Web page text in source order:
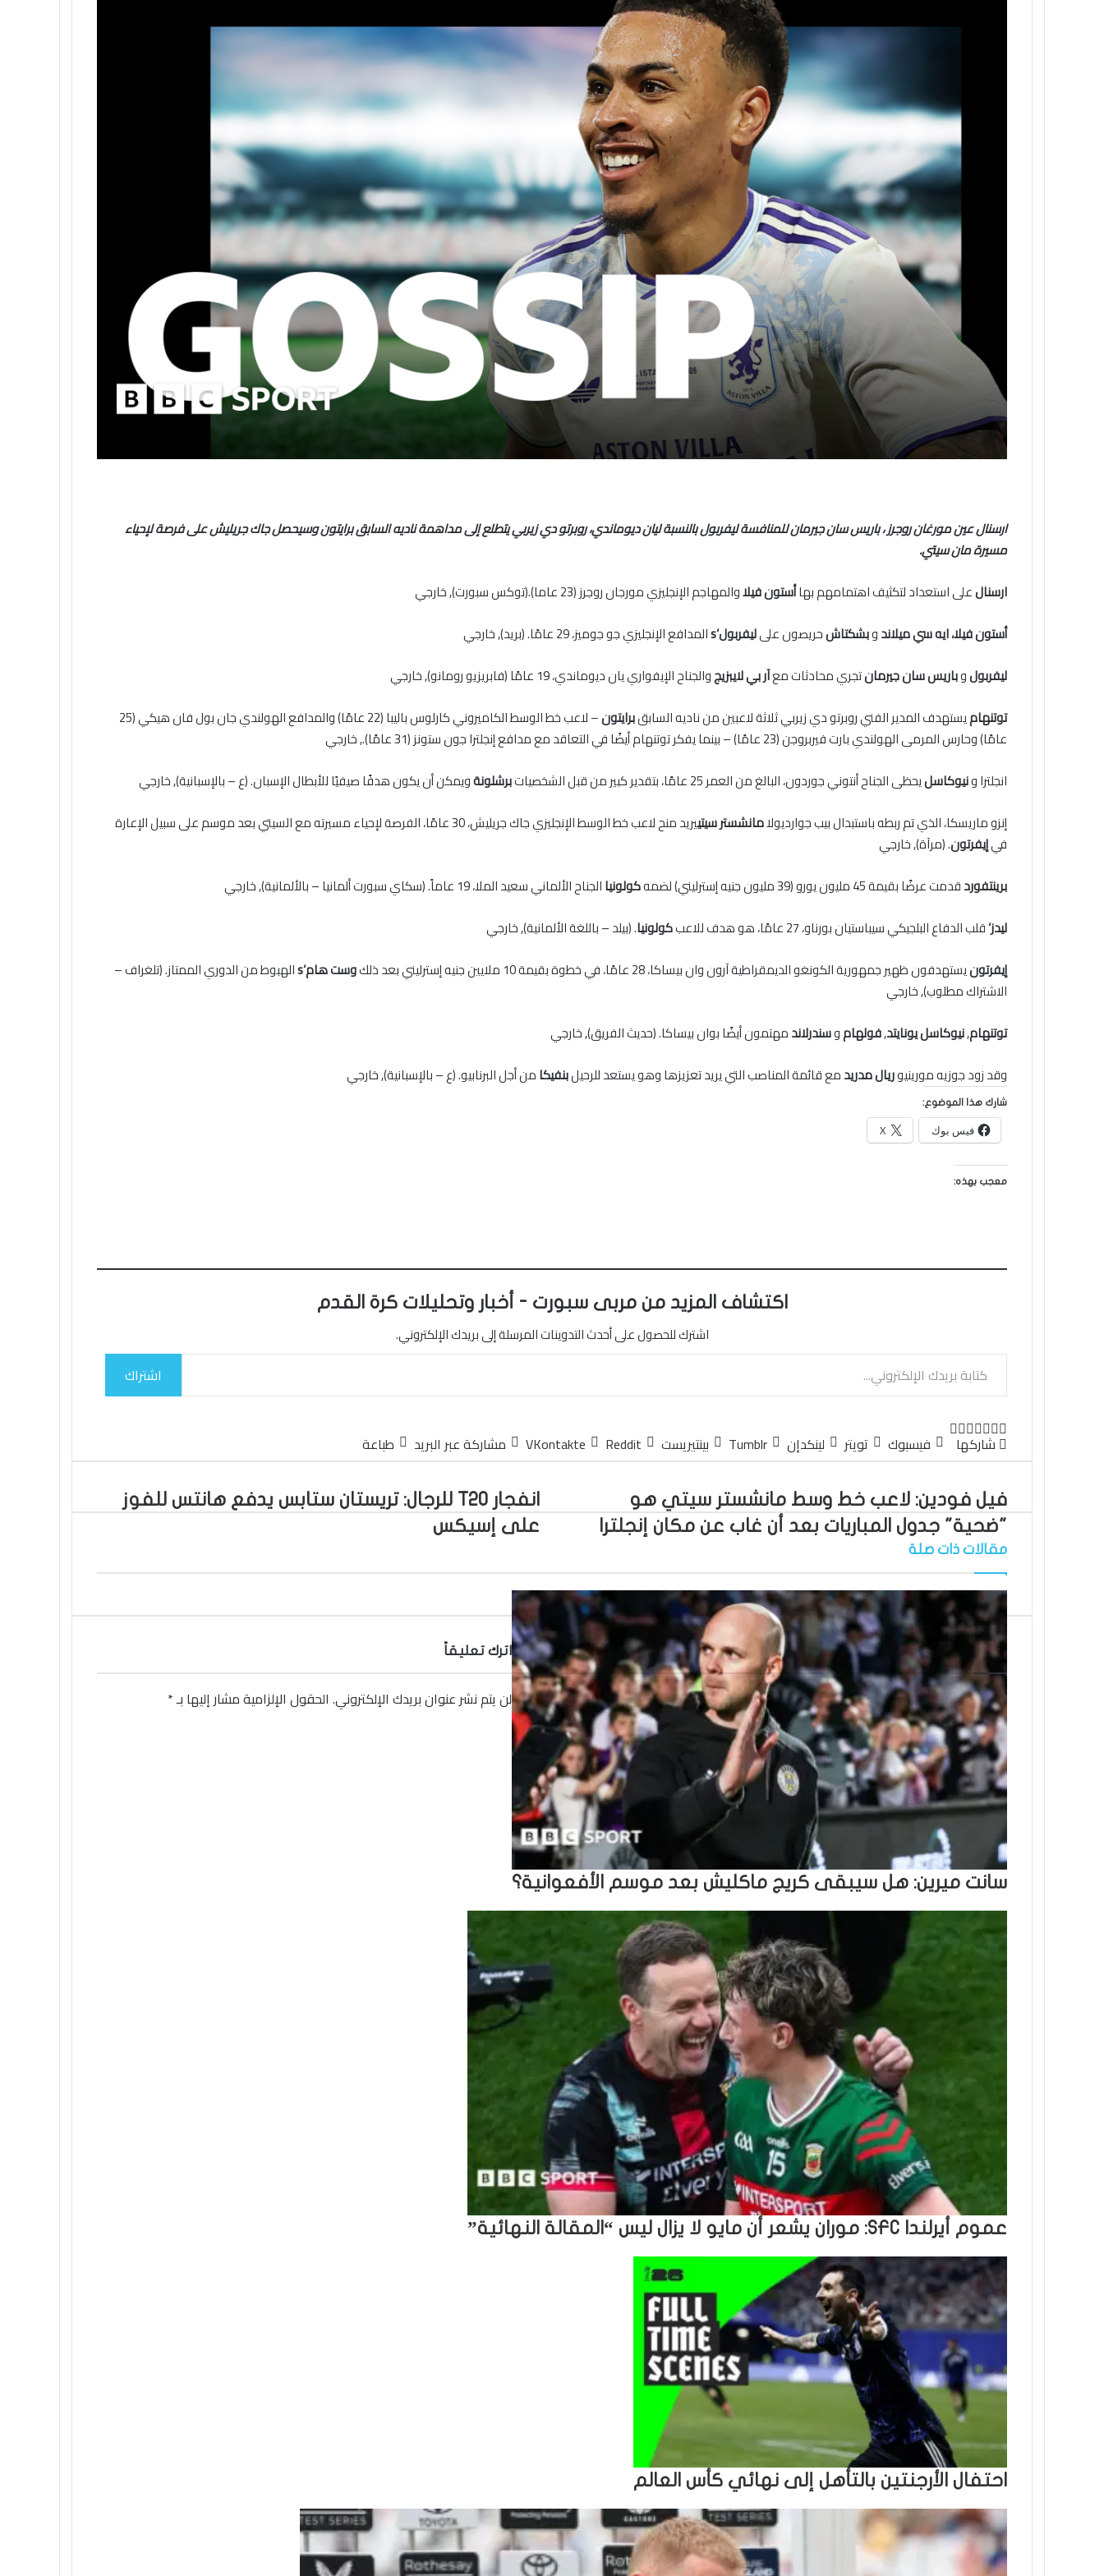
ارسنالعين مورغان روجرز ، باريس سان جيرمان للمنافسةليفربولبالنسبة ليان ديوماندي، روبرتو دي زيربي يتطلع إلى مداهمة ناديه السابقبرايتونوسيحصل جاك جريليش على فرصة لإحياء
مسيرة مان سيتي.
ارسنالعلى استعداد لتكثيف اهتمامهم بهاأستون فيلاوالمهاجم الإنجليزي مورجان روجرز (23 عاما).(توكس سبورت) ,خارجي
أستون فيلا، ايه سي ميلاندوبشكتاشحريصون علىليفربول‘s المدافع الإنجليزي جو جوميز، 29 عامًا. (بريد) ,خارجي
ليفربولوباريس سان جيرمانتجري محادثات معآر بي لايبزيجوالجناح الإيفواري يان ديوماندي، 19 عامًا (فابريزيو رومانو) ,خارجي
توتنهاميستهدف المدير الفني روبرتو دي زيربي ثلاثة لاعبين من ناديه السابقبرايتون
– لاعب خط الوسط الكاميروني كارلوس باليبا (22 عامًا) والمدافع الهولندي جان بول فان هيكي (25
عامًا) وحارس المرمى الهولندي بارت فيربروجن (23 عامًا) – بينما يفكر توتنهام أيضًا في التعاقد مع مدافع إنجلترا جون ستونز (31 عامًا).
,خارجي
انجلترا ونيوكاسليحظى الجناح أنتوني جوردون، البالغ من العمر 25 عامًا، بتقدير كبير من قبل الشخصيات برشلونةويمكن أن يكون هدفًا صيفيًا للأبطال الإسبان. (ع – بالإسبانية),خارجي
إنزو ماريسكا، الذي تم ربطه باستبدال بيب جوارديولامانشستر سيتي
يريد منح لاعب خط الوسط الإنجليزي جاك جريليش، 30 عامًا، الفرصة لإحياء مسيرته مع السيتي بعد موسم على سبيل الإعارة
فيإيفرتون. (مرآة),خارجي
برينتفوردقدمت عرضًا بقيمة 45 مليون يورو (39 مليون جنيه إسترليني) لضمه كولونياالجناح الألماني سعيد الملا، 19 عاماً. (سكاي سبورت ألمانيا – بالألمانية) ,خارجي
ليدز‘قلب الدفاع البلجيكي سيباستيان بورناو، 27 عامًا، هو هدف للاعب كولونيا. (بيلد – باللغة الألمانية),خارجي
إيفرتونيستهدفون ظهير جمهورية الكونغو الديمقراطية آرون وان بيساكا، 28 عامًا، في خطوة بقيمة 10 ملايين جنيه إسترليني بعد ذلك وست هام‘s الهبوط من الدوري الممتاز. (تلغراف –
الاشتراك مطلوب),خارجي
توتنهام,نيوكاسل يونايتد,فولهاموسندرلاندمهتمون أيضًا بوان بيساكا. (حديث الفريق),خارجي
وقد زود جوزيه مورينيوريال مدريدمع قائمة المناصب التي يريد تعزيزها وهو يستعد للرحيلبنفيكامن أجل البرنابيو. (ع – بالإسبانية),خارجي
شارك هذا الموضوع:
فيس بوك X
معجب بهذه:
اكتشاف المزيد من مربى سبورت - أخبار وتحليلات كرة القدم
اشترك للحصول على أحدث التدوينات المرسلة إلى بريدك الإلكتروني.
كتابة بريدك الإلكتروني...
اشتراك
فيسبوك
تويتر
لينكدإن
بينتيريست
واتساب
شاركها فيسبوك تويتر لينكدإن بينتيريست مشاركة عبر البريد طباعة
فيل فودين: لاعب خط وسط مانشستر سيتي هو
"ضحية" جدول المباريات بعد أن غاب عن مكان إنجلترا
انفجار T20 للرجال: تريستان ستابس يدفع هانتس للفوز
على إسيكس
مقالات ذات صلة
سانت ميرين: هل سيبقى كريج ماكليش بعد موسم الأفعوانية؟
عموم أيرلندا SFC: موران يشعر أن مايو لا يزال ليس “المقالة النهائية”
احتفال الأرجنتين بالتأهل إلى نهائي كأس العالم
اترك تعليقاً
لن يتم نشر عنوان بريدك الإلكتروني. الحقول الإلزامية مشار إليها بـ*